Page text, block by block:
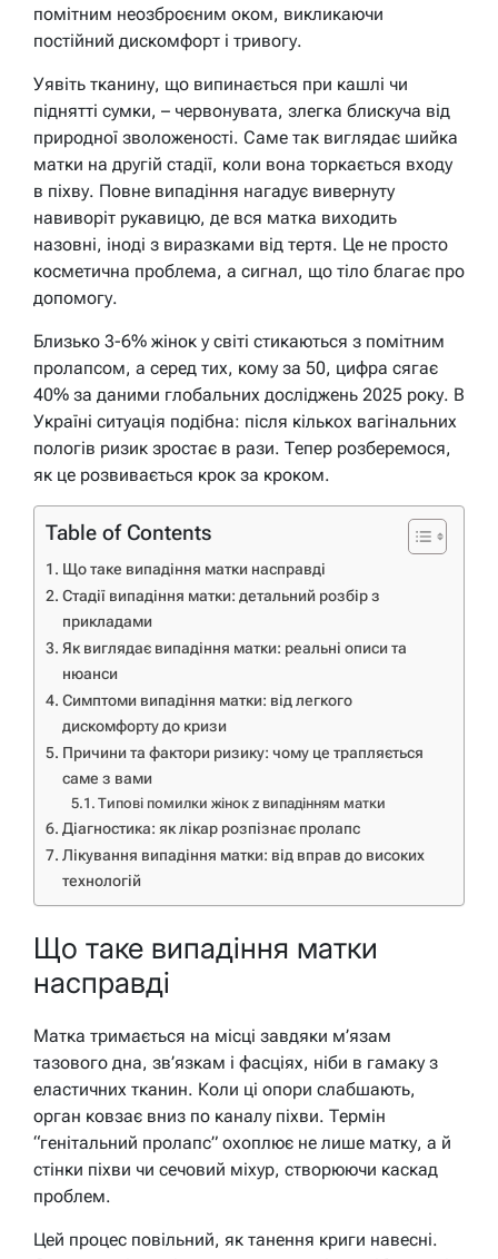
помітним неозброєним оком, викликаючи
постійний дискомфорт і тривогу.
Уявіть тканину, що випинається при кашлі чи
піднятті сумки, – червонувата, злегка блискуча від
природної зволоженості. Саме так виглядає шийка
матки на другій стадії, коли вона торкається входу
в піхву. Повне випадіння нагадує вивернуту
навиворіт рукавицю, де вся матка виходить
назовні, іноді з виразками від тертя. Це не просто
косметична проблема, а сигнал, що тіло благає про
допомогу.
Близько 3-6% жінок у світі стикаються з помітним
пролапсом, а серед тих, кому за 50, цифра сягає
40% за даними глобальних досліджень 2025 року. В
Україні ситуація подібна: після кількох вагінальних
пологів ризик зростає в рази. Тепер розберемося,
як це розвивається крок за кроком.
Table of Contents
Що таке випадіння матки насправді
Стадії випадіння матки: детальний розбір з
прикладами
Як виглядає випадіння матки: реальні описи та
нюанси
Симптоми випадіння матки: від легкого
дискомфорту до кризи
Причини та фактори ризику: чому це трапляється
саме з вами
Типові помилки жінок z випадінням матки
Діагностика: як лікар розпізнає пролапс
Лікування випадіння матки: від вправ до високих
технологій
Що таке випадіння матки
насправді
Матка тримається на місці завдяки м’язам
тазового дна, зв’язкам і фасціях, ніби в гамаку з
еластичних тканин. Коли ці опори слабшають,
орган ковзає вниз по каналу піхви. Термін
“генітальний пролапс” охоплює не лише матку, а й
стінки піхви чи сечовий міхур, створюючи каскад
проблем.
Цей процес повільний, як танення криги навесні.